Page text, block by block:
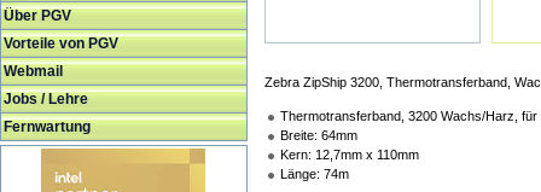
Über PGV
Vorteile von PGV
Webmail
Jobs / Lehre
Fernwartung
Zebra ZipShip 3200, Thermotransferband,
Thermotransferband, 3200 Wachs/Harz,
Breite: 64mm
Kern: 12,7mm x 110mm
Länge: 74m